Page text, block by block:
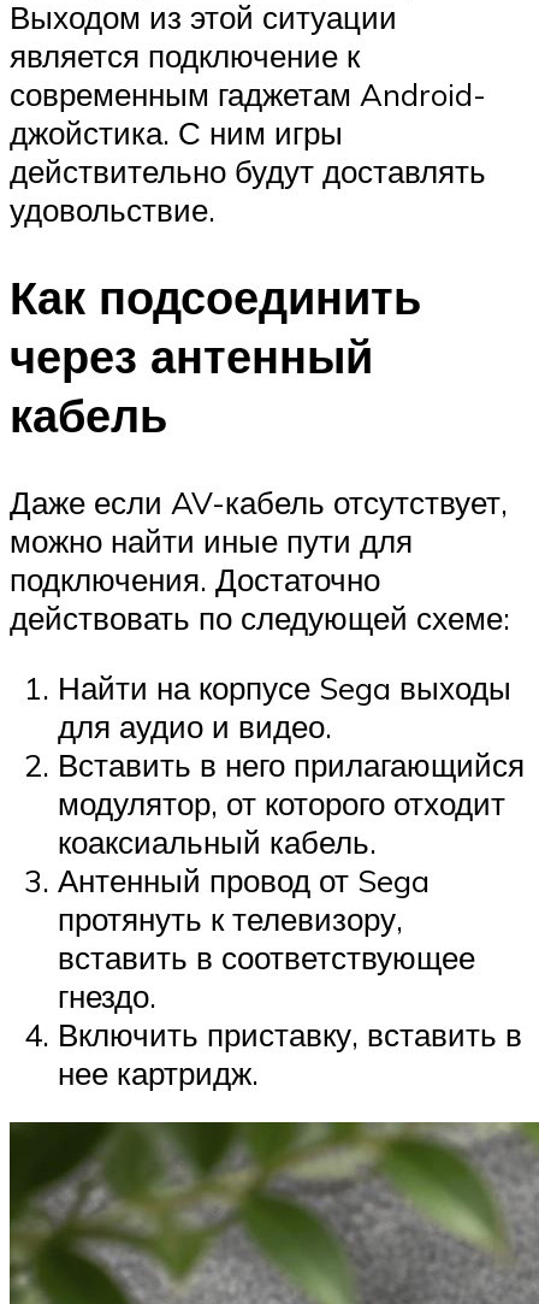
Выходом из этой ситуации
является подключение к
современным гаджетам Android-
джойстика. С ним игры
действительно будут доставлять
удовольствие.
Как подсоединить
через антенный
кабель
Даже если AV-кабель отсутствует,
можно найти иные пути для
подключения. Достаточно
действовать по следующей схеме:
Найти на корпусе Sega выходы
для аудио и видео.
Вставить в него прилагающийся
модулятор, от которого отходит
коаксиальный кабель.
Антенный провод от Sega
протянуть к телевизору,
вставить в соответствующее
гнездо.
Включить приставку, вставить в
нее картридж.